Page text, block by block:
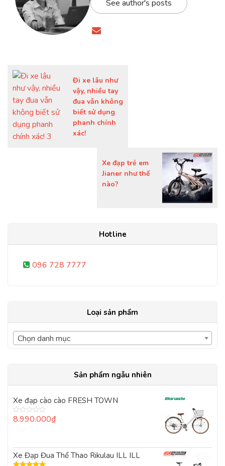
See author's posts
Đi xe lâu như
vậy, nhiều tay
đua vẫn không
biết sử dụng
phanh chính
xác!
Xe đạp trẻ em
Jianer như thế
nào?
Hotline
096 728 7777
Loại sản phẩm
Chọn danh mục
Sản phẩm ngẫu nhiên
Xe đạp cào cào FRESH TOWN
Được
5
sao
8.990.000₫
Xe Đạp Đua Thể Thao Rikulau ILL ILL